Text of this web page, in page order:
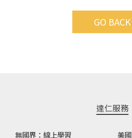
GO BACK
達仁服務
無國界：線上學習
美國